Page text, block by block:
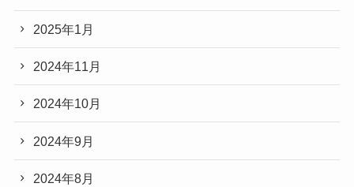
2025年1月
2024年11月
2024年10月
2024年9月
2024年8月